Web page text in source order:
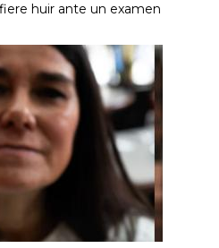
huir ante un examen